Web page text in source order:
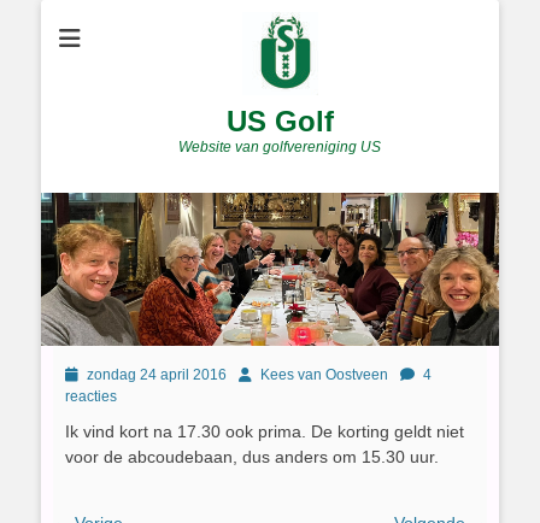
US Golf
Website van golfvereniging US
Geplaatst
op
zondag 24 april 2016 AuthorKees van Oostveen
4
reacties
Ik vind kort na 17.30 ook prima. De korting geldt niet
voor de abcoudebaan, dus anders om 15.30 uur.